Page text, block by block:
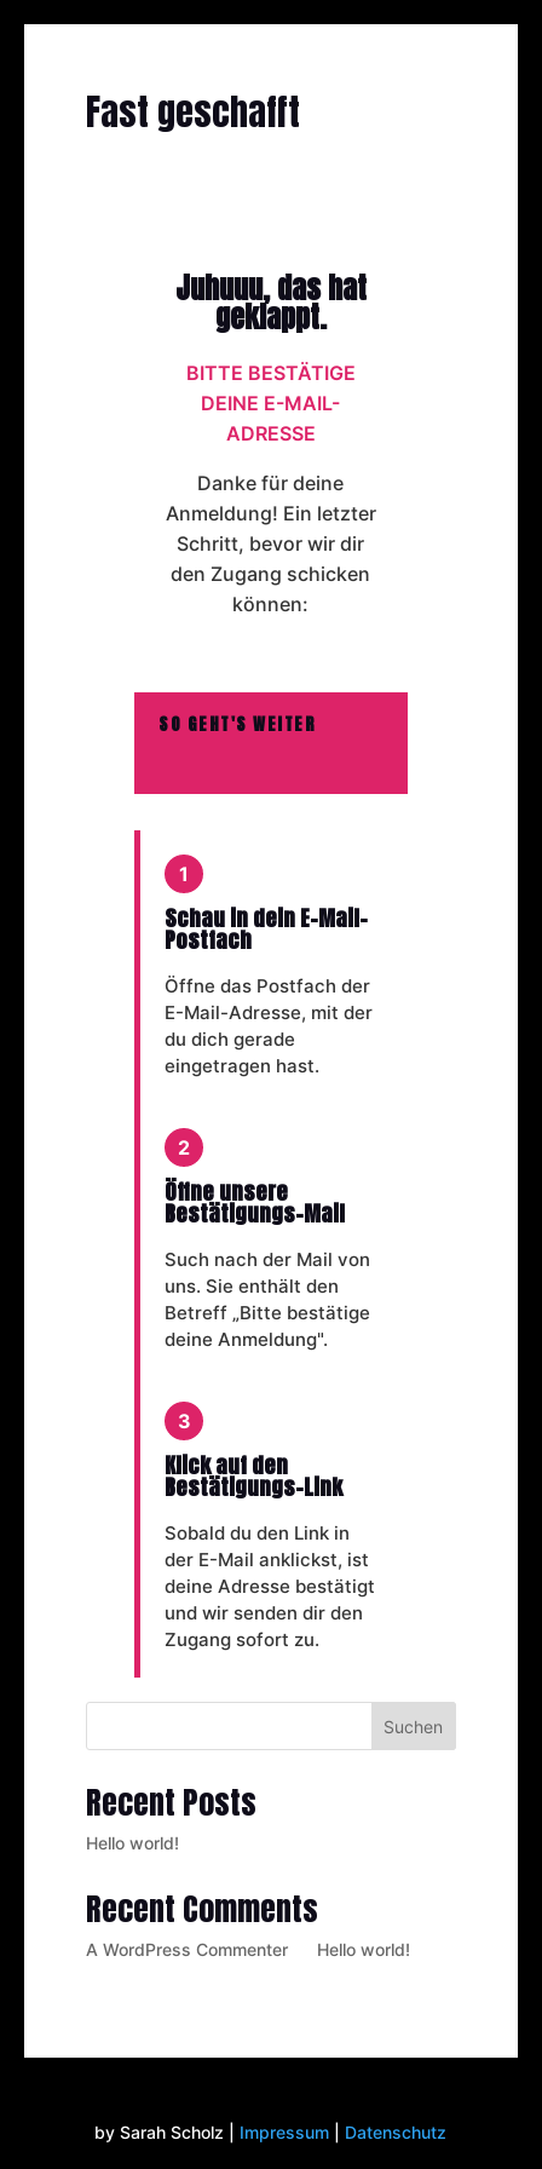
Fast geschafft
Juhuuu, das hat
geklappt.
BITTE BESTÄTIGE
DEINE E-MAIL-
ADRESSE
Danke für deine
Anmeldung! Ein letzter
Schritt, bevor wir dir
den Zugang schicken
können:
SO GEHT'S WEITER
1
Schau in dein E-Mail-
Postfach
Öffne das Postfach der
E-Mail-Adresse, mit der
du dich gerade
eingetragen hast.
2
Öffne unsere
Bestätigungs-Mail
Such nach der Mail von
uns. Sie enthält den
Betreff „Bitte bestätige
deine Anmeldung".
3
Klick auf den
Bestätigungs-Link
Sobald du den Link in
der E-Mail anklickst, ist
deine Adresse bestätigt
und wir senden dir den
Zugang sofort zu.
Suchen
Recent Posts
Hello world!
Recent Comments
A WordPress Commenterzu Hello world!
by Sarah Scholz Impressum Datenschutz